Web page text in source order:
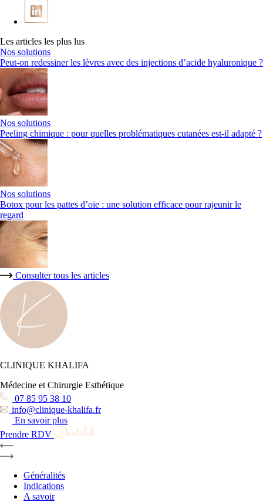
Les articles les plus lus
Nos solutions
Peut-on redessiner les lèvres avec des injections d’acide hyaluronique ?
Nos solutions
Peeling chimique : pour quelles problématiques cutanées est-il adapté ?
Nos solutions
Botox pour les pattes d’oie : une solution efficace pour rajeunir le
regard
Consulter tous les articles
CLINIQUE KHALIFA
Médecine et Chirurgie Esthétique
07 85 95 38 10
info@clinique-khalifa.fr
En savoir plus
Prendre RDV
Généralités
Indications
A savoir